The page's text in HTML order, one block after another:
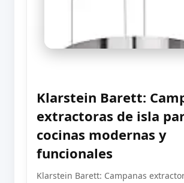
Klarstein Barett:
extractoras de isla
cocinas modernas y
funcionales
Klarstein Barett: Campanas